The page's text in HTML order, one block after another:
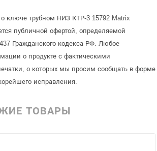
ключе трубном НИЗ КТР-3 15792 Matrix
публичной офертой, определяемой
Гражданского кодекса РФ. Любое
о продукте с фактическими
о которых мы просим сообщать в форме
исправления.
ТОВАРЫ